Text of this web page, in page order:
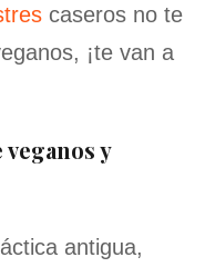
caseros no te
¡te van a
y
antigua,